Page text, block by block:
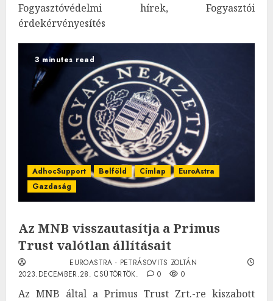
Fogyasztóvédelmi hírek, Fogyasztói
érdekérvényesítés
3 minutes read
AdhocSupport Belföld Címlap
EuroAstra
Gazdaság
Az MNB visszautasítja a Primus
Trust valótlan állításait
EUROASTRA - PETRÁSOVITS ZOLTÁN
2023.DECEMBER.28. CSÜTÖRTÖK.
0 0
Az MNB által a Primus Trust Zrt.-re kiszabott